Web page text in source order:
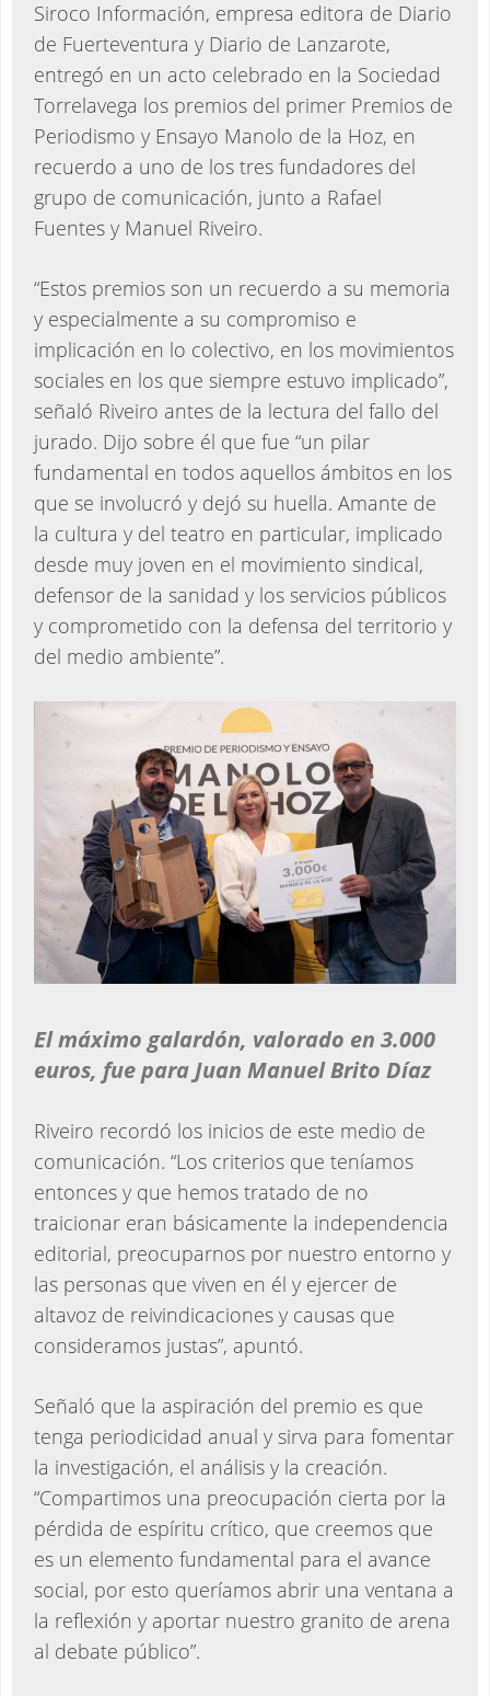
Siroco Información, empresa editora de Diario
de Fuerteventura y Diario de Lanzarote,
entregó en un acto celebrado en la Sociedad
Torrelavega los premios del primer Premios de
Periodismo y Ensayo Manolo de la Hoz, en
recuerdo a uno de los tres fundadores del
grupo de comunicación, junto a Rafael
Fuentes y Manuel Riveiro.
“Estos premios son un recuerdo a su memoria
y especialmente a su compromiso e
implicación en lo colectivo, en los movimientos
sociales en los que siempre estuvo implicado”,
señaló Riveiro antes de la lectura del fallo del
jurado. Dijo sobre él que fue “un pilar
fundamental en todos aquellos ámbitos en los
que se involucró y dejó su huella. Amante de
la cultura y del teatro en particular, implicado
desde muy joven en el movimiento sindical,
defensor de la sanidad y los servicios públicos
y comprometido con la defensa del territorio y
del medio ambiente”.
El máximo galardón, valorado en 3.000
euros, fue para Juan Manuel Brito Díaz
Riveiro recordó los inicios de este medio de
comunicación. “Los criterios que teníamos
entonces y que hemos tratado de no
traicionar eran básicamente la independencia
editorial, preocuparnos por nuestro entorno y
las personas que viven en él y ejercer de
altavoz de reivindicaciones y causas que
consideramos justas”, apuntó.
Señaló que la aspiración del premio es que
tenga periodicidad anual y sirva para fomentar
la investigación, el análisis y la creación.
“Compartimos una preocupación cierta por la
pérdida de espíritu crítico, que creemos que
es un elemento fundamental para el avance
social, por esto queríamos abrir una ventana a
la reflexión y aportar nuestro granito de arena
al debate público”.